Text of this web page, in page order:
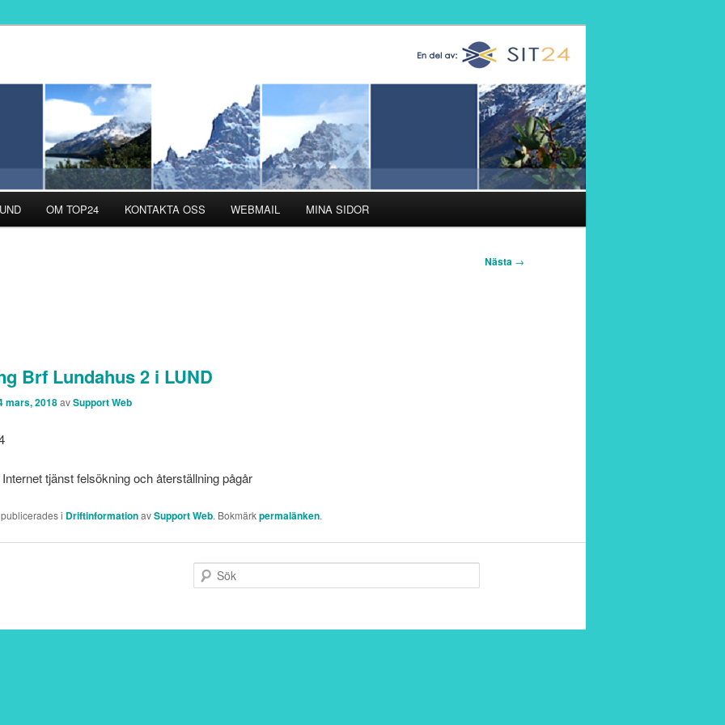
personlig support i fokus!
OM TOP24 KONTAKTA OSS WEBMAIL MINA SIDOR
Nästa →
Brf Lundahus 2 i LUND
mars, 2018avSupport Web
tjänst felsökning och återställning pågår
i DriftinformationavSupport Web. Bokmärkpermalänken.
ö